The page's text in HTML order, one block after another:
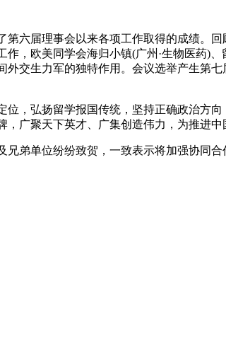
届理事会以来各项工作取得的成绩。回
，欧美同学会海归小镇(广州·生物医药)
交生力军的独特作用。会议选举产生第
弘扬留学报国传统，坚持正确政治方向
广聚天下英才、广集创造伟力，为推进中
单位纷纷致贺，一致表示将加强协同合